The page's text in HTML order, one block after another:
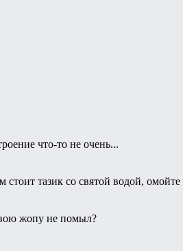
что-то не очень...
тазик со святой водой,
жопу не помыл?